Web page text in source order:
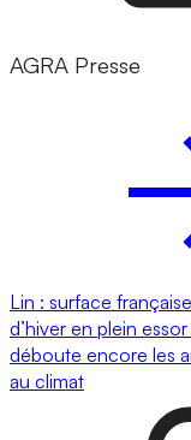
AGRA Presse
Lin : surface
d’hiver en plein essor
déboute encore les
au climat